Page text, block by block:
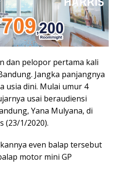
dan pelopor pertama kali
Jangka panjangnya
usia dini. Mulai umur 4
usai beraudiensi
Yana Mulyana, di
(23/1/2020).
even balap tersebut
motor mini GP